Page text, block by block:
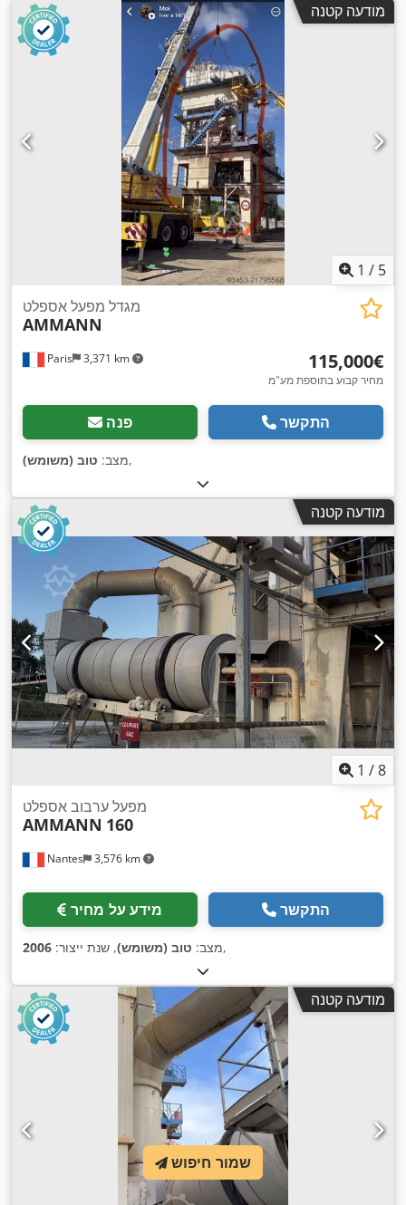
מודעה קטנה
1 / 5
Paris 3,371 km
מגדל מפעל אספלט
AMMANN
‏115,000 ‏€
מחיר קבוע בתוספת מע"מ
פנה התקשר
מצב: טוב (משומש) ,
מודעה קטנה
1 /8
Nantes 3,576 km
מפעל ערבוב אספלט
AMMANN 160
מידע על מחיר התקשר
מצב: טוב (משומש), שנת ייצור: 2006 ,
מודעה קטנה
שמור חיפוש